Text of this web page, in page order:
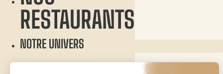
RESTAURANTS
NOTRE UNIVERS
Contact & Partenaire
Recrutement
NOUS CONTACTER